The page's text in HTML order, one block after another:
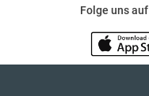
Folge uns auf